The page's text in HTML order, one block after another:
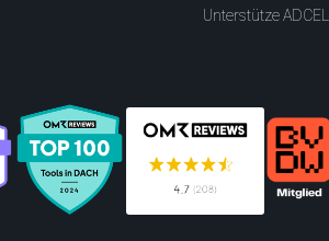
Unterstütze ADCELL